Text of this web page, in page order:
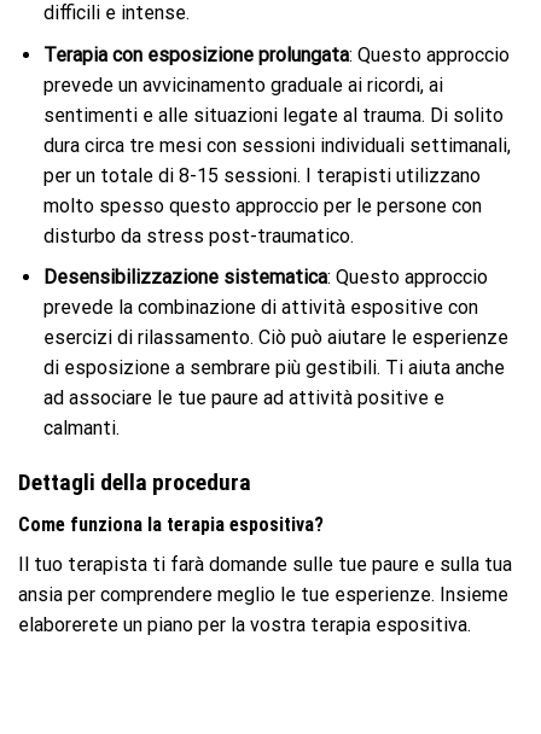
difficili e intense.
Terapia con esposizione prolungata: Questo approccio
prevede un avvicinamento graduale ai ricordi, ai
sentimenti e alle situazioni legate al trauma. Di solito
dura circa tre mesi con sessioni individuali settimanali,
per un totale di 8-15 sessioni. I terapisti utilizzano
molto spesso questo approccio per le persone con
disturbo da stress post-traumatico.
Desensibilizzazione sistematica: Questo approccio
prevede la combinazione di attività espositive con
esercizi di rilassamento. Ciò può aiutare le esperienze
di esposizione a sembrare più gestibili. Ti aiuta anche
ad associare le tue paure ad attività positive e
calmanti.
Dettagli della procedura
Come funziona la terapia espositiva?
Il tuo terapista ti farà domande sulle tue paure e sulla tua
ansia per comprendere meglio le tue esperienze. Insieme
elaborerete un piano per la vostra terapia espositiva.